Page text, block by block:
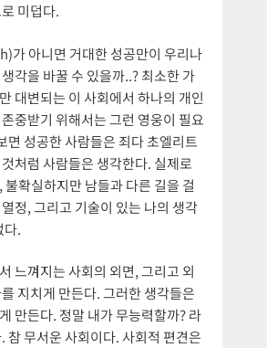
미덥다.
가 아니면 거대한 성공만이 우리나
각을 바꿀 수 있을까..? 최소한 가
대변되는 이 사회에서 하나의 개인
중받기 위해서는 그런 영웅이 필요
면 성공한 사람들은 죄다 초엘리트
처럼 사람들은 생각한다. 실제로
확실하지만 남들과 다른 길을 걸
정, 그리고 기술이 있는 나의 생각
다.
느껴지는 사회의 외면, 그리고 외
지치게 만든다. 그러한 생각들은
만든다. 정말 내가 무능력할까? 라
참 무서운 사회이다. 사회적 편견은